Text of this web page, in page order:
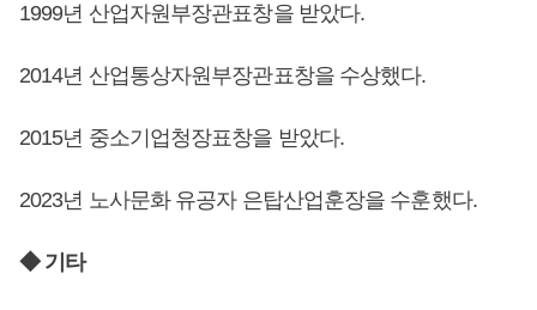
1999년 산업자원부장관표창을 받았다.
2014년 산업통상자원부장관표창을 수상했다.
2015년 중소기업청장표창을 받았다.
2023년 노사문화 유공자 은탑산업훈장을 수훈했다.
◆ 기타